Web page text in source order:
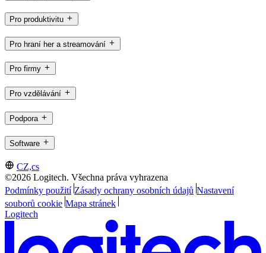
Pro produktivitu
Pro hraní her a streamování
Pro firmy
Pro vzdělávání
Podpora
Software
CZ,cs
©2026 Logitech. Všechna práva vyhrazena
Podmínky použití Zásady ochrany osobních údajů Nastavení
souborů cookie Mapa stránek
Logitech